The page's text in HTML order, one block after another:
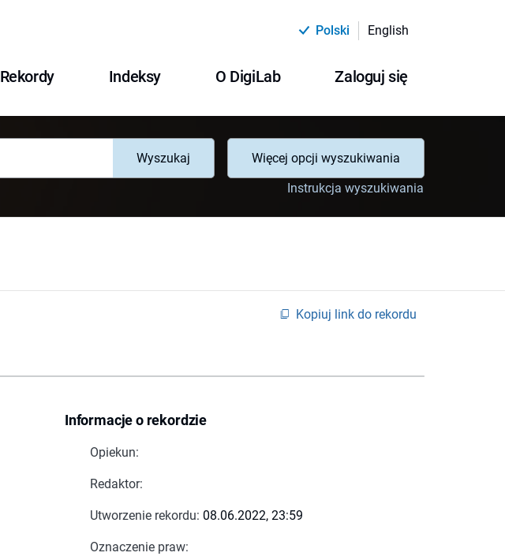
Polski English
Rekordy Indeksy O DigiLab Zaloguj się
Wyszukaj
Więcej opcji wyszukiwania
Instrukcja wyszukiwania
Kopiuj link do rekordu
Informacje o rekordzie
Opiekun:
Redaktor:
Utworzenie rekordu: 08.06.2022, 23:59
Oznaczenie praw: